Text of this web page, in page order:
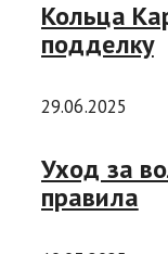
Кольца
подделку
29.06.2025
Уход за
правила